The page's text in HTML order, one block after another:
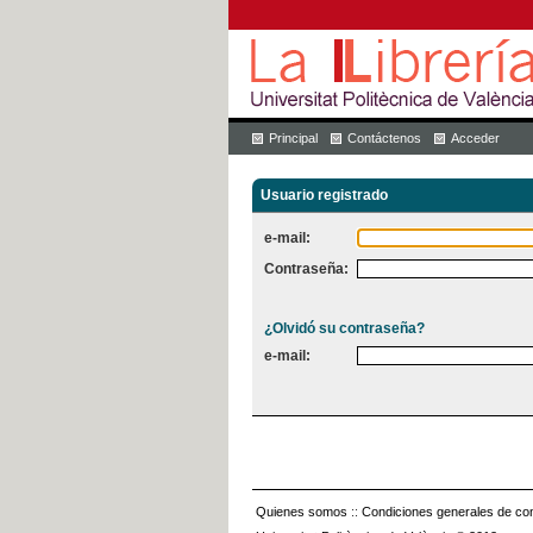
Principal Contáctenos Acceder
Usuario registrado
e-mail:
Contraseña:
¿Olvidó su contraseña?
e-mail:
Quienes somos :: Condiciones generales de